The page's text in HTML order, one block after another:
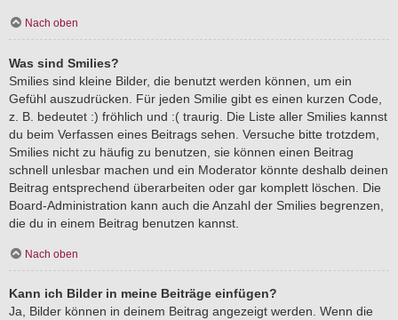
Nach oben
Was sind Smilies?
Smilies sind kleine Bilder, die benutzt werden können, um ein
Gefühl auszudrücken. Für jeden Smilie gibt es einen kurzen Code,
z. B. bedeutet :) fröhlich und :( traurig. Die Liste aller Smilies kannst
du beim Verfassen eines Beitrags sehen. Versuche bitte trotzdem,
Smilies nicht zu häufig zu benutzen, sie können einen Beitrag
schnell unlesbar machen und ein Moderator könnte deshalb deinen
Beitrag entsprechend überarbeiten oder gar komplett löschen. Die
Board-Administration kann auch die Anzahl der Smilies begrenzen,
die du in einem Beitrag benutzen kannst.
Nach oben
Kann ich Bilder in meine Beiträge einfügen?
Ja, Bilder können in deinem Beitrag angezeigt werden. Wenn die